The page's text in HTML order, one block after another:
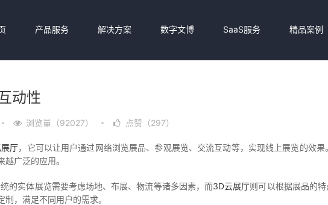
产品服务 解决方案 数字文博 SaaS服务 精品案例
动性
浏览量（92027） 点赞（297）
厅，它可以让用户通过网络浏览展品、参观展览、交流互动等，实现线上展览的效果
广泛的应用。
的实体展览需要考虑场地、布展、物流等诸多因素，而3D云展厅则可以根据展品的
，满足不同用户的需求。